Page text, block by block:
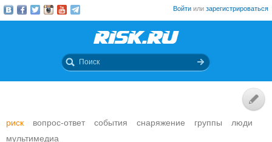
Войти или зарегистрироваться
риск вопрос-ответ события снаряжение группы
люди
мультимедиа